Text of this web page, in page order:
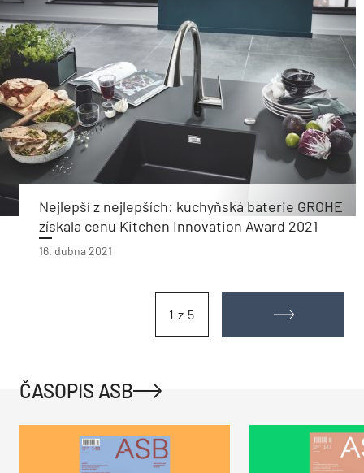
Nejlepší z nejlepších: kuchyňská baterie GROHE
získala cenu Kitchen Innovation Award 2021
16. dubna 2021
1 z 5
ČASOPIS ASB